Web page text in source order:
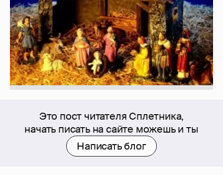
Это пост читателя Сплетника,
начать писать на сайте можешь и ты
Написать блог